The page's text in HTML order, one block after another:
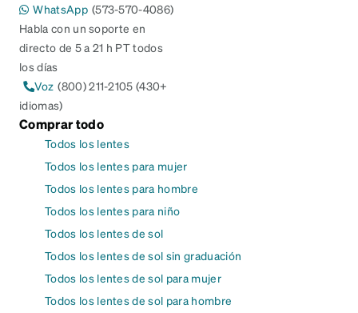
WhatsApp (573-570-4086)
Habla con un soporte en
directo de 5 a 21 h PT todos
los días
Voz (800) 211-2105 (430+
idiomas)
Comprar todo
Todos los lentes
Todos los lentes para mujer
Todos los lentes para hombre
Todos los lentes para niño
Todos los lentes de sol
Todos los lentes de sol sin graduación
Todos los lentes de sol para mujer
Todos los lentes de sol para hombre